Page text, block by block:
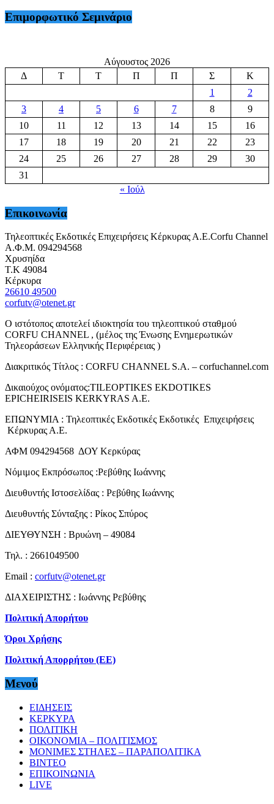
Επιμορφωτικό Σεμινάριο
Αύγουστος 2026
Δ
Τ Τ Π Π Σ
Κ
1
2
3
4 5 6 7 8
9
10
11 12 13 14 15
16
17
18 19 20 21 22
23
24
25 26 27 28 29
30
31
« Ιούλ
Επικοινωνία
Τηλεοπτικές Εκδοτικές Επιχειρήσεις Κέρκυρας Α.Ε.Corfu Channel
Α.Φ.Μ. 094294568
Χρυσηίδα
Τ.Κ 49084
Κέρκυρα
26610 49500
corfutv@otenet.gr
Ο ιστότοπος αποτελεί ιδιοκτησία του τηλεοπτικού σταθμού
CORFU CHANNEL , (μέλος της Ένωσης Ενημερωτικών
Τηλεοράσεων Ελληνικής Περιφέρειας )
Διακριτικός Τίτλος : CORFU CHANNEL S.A. – corfuchannel.com
Δικαιούχος ονόματος:TILEOPTIKES EKDOTIKES
EPICHEIRISEIS KERKYRAS A.E.
ΕΠΩΝΥΜΙΑ : Τηλεοπτικές Εκδοτικές Εκδοτικές Επιχειρήσεις
Κέρκυρας Α.Ε.
ΑΦΜ 094294568 ΔΟΥ Κερκύρας
Νόμιμος Εκπρόσωπος :Ρεβύθης Ιωάννης
Διευθυντής Ιστοσελίδας : Ρεβύθης Ιωάννης
Διευθυντής Σύνταξης : Ρίκος Σπύρος
ΔΙΕΥΘΥΝΣΗ : Βρυώνη – 49084
Τηλ. : 2661049500
Email : corfutv@otenet.gr
ΔΙΑΧΕΙΡΙΣΤΗΣ : Ιωάννης Ρεβύθης
Πολιτική Απορήτου
Όροι Χρήσης
Πολιτική Απορρήτου (ΕΕ)
Μενού
ΕΙΔΗΣΕΙΣ
ΚΕΡΚΥΡΑ
ΠΟΛΙΤΙΚΗ
ΟΙΚΟΝΟΜΙΑ – ΠΟΛΙΤΙΣΜΟΣ
ΜΟΝΙΜΕΣ ΣΤΗΛΕΣ – ΠΑΡΑΠΟΛΙΤΙΚΑ
ΒΙΝΤΕΟ
ΕΠΙΚΟΙΝΩΝΙΑ
LIVE